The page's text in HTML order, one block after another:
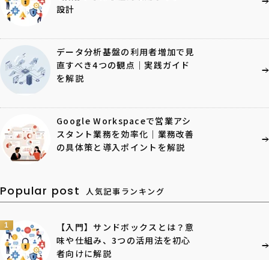
設計
データ分析基盤の利用者増加で見
直すべき4つの観点｜実践ガイド
を解説
Google Workspaceで営業アシ
スタント業務を効率化｜業務改善
の具体策と導入ポイントを解説
Popular post 人気記事ランキング
1
【入門】サンドボックスとは？意
味や仕組み、3つの活用法を初心
者向けに解説